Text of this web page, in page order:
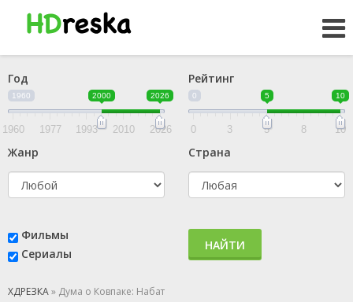
Год
1960 2000 2026
1960 1977 1993 2010 2026
Рейтинг
0 5 10
0 3 5 8 10
Жанр Страна
Фильмы
Сериалы
НАЙТИ
ХДРЕЗКА» Дума о Ковпаке: Набат